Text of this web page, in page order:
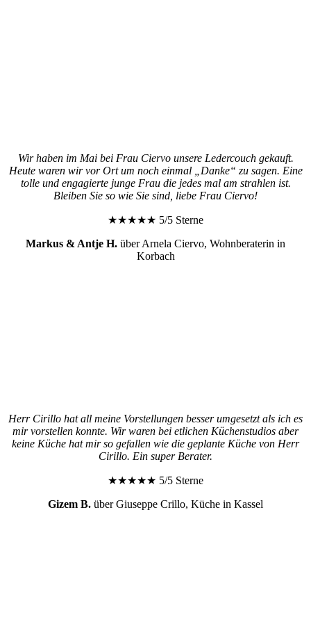
Wir haben im Mai bei Frau Ciervo unsere Ledercouch gekauft.
Heute waren wir vor Ort um noch einmal „Danke“ zu sagen. Eine
tolle und engagierte junge Frau die jedes mal am strahlen ist.
Bleiben Sie so wie Sie sind, liebe Frau Ciervo!
★★★★★ 5/5 Sterne
Markus & Antje H. über Arnela Ciervo, Wohnberaterin in
Korbach
Herr Cirillo hat all meine Vorstellungen besser umgesetzt als ich es
mir vorstellen konnte. Wir waren bei etlichen Küchenstudios aber
keine Küche hat mir so gefallen wie die geplante Küche von Herr
Cirillo. Ein super Berater.
★★★★★ 5/5 Sterne
Gizem B. über Giuseppe Crillo, Küche in Kassel